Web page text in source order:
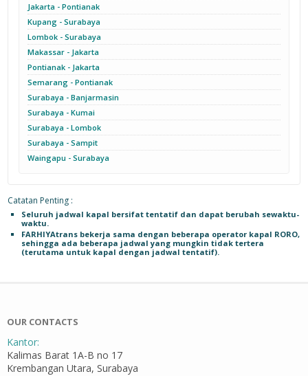
Jakarta - Pontianak
Kupang - Surabaya
Lombok - Surabaya
Makassar - Jakarta
Pontianak - Jakarta
Semarang - Pontianak
Surabaya - Banjarmasin
Surabaya - Kumai
Surabaya - Lombok
Surabaya - Sampit
Waingapu - Surabaya
Catatan Penting :
Seluruh jadwal kapal bersifat tentatif dan dapat berubah sewaktu-
waktu.
FARHIYAtrans bekerja sama dengan beberapa operator kapal RORO,
sehingga ada beberapa jadwal yang mungkin tidak tertera
(terutama untuk kapal dengan jadwal tentatif).
OUR CONTACTS
Kantor:
Kalimas Barat 1A-B no 17
Krembangan Utara, Surabaya